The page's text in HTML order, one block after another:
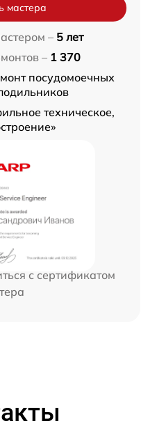
мастера
– 5 лет
– 1 370
посудомоечных
техническое,
с сертификатом